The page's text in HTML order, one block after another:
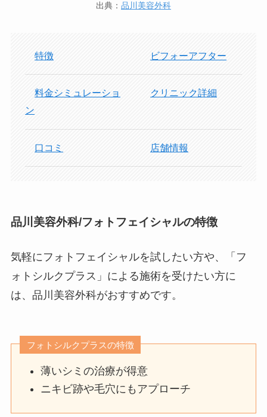
出典： 品川美容外科
特徴 ビフォーアフター
料金シミュレーショ
ン
クリニック詳細
口コミ 店舗情報
品川美容外科/フォトフェイシャルの特徴
気軽にフォトフェイシャルを試したい方や、「フ
ォトシルクプラス」による施術を受けたい方に
は、品川美容外科がおすすめです。
フォトシルクプラスの特徴
薄いシミの治療が得意
ニキビ跡や毛穴にもアプローチ